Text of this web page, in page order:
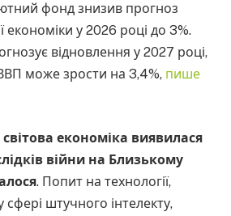
фонд знизив прогноз
економіки у 2026 році до 3%.
відновлення у 2027 році,
може зрости на 3,4%, пише
світова економіка виявилася
війни на Близькому
. Попит на технології,
штучного інтелекту,